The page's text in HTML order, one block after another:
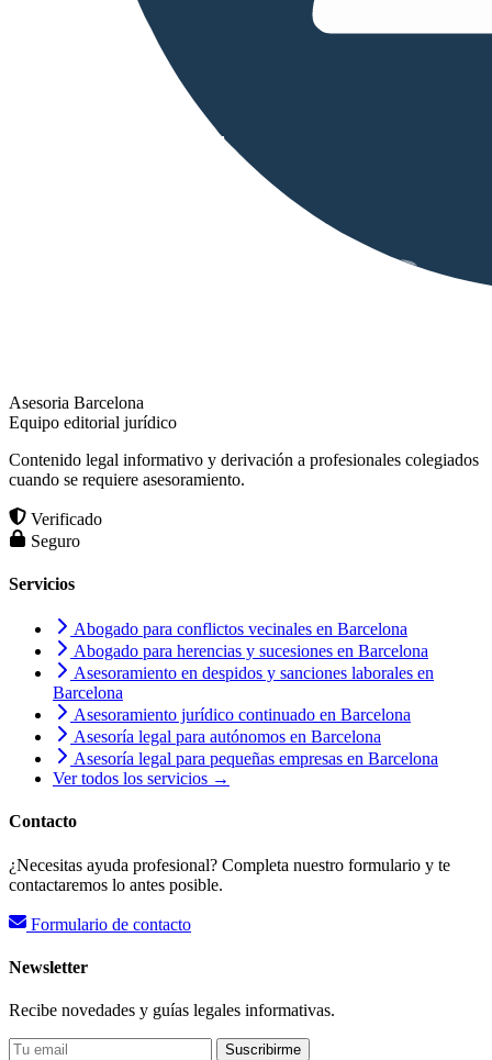
Asesoria Barcelona
Equipo editorial jurídico
Contenido legal informativo y derivación a profesionales colegiados
cuando se requiere asesoramiento.
Verificado
Seguro
Servicios
Abogado para conflictos vecinales en Barcelona
Abogado para herencias y sucesiones en Barcelona
Asesoramiento en despidos y sanciones laborales en
Barcelona
Asesoramiento jurídico continuado en Barcelona
Asesoría legal para autónomos en Barcelona
Asesoría legal para pequeñas empresas en Barcelona
Ver todos los servicios →
Contacto
¿Necesitas ayuda profesional? Completa nuestro formulario y te
contactaremos lo antes posible.
Formulario de contacto
Newsletter
Recibe novedades y guías legales informativas.
Suscribirme